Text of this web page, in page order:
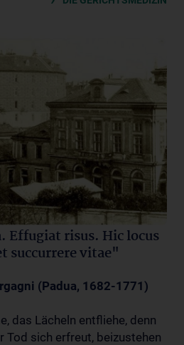
Effugiat risus. Hic locus
succurrere vitae"
(Padua, 1682-1771)
das Lächeln entfliehe, denn
Tod sich erfreut, beizustehen